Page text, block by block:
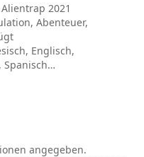
2021
Abenteuer,
Englisch,
Spanisch
angegeben.